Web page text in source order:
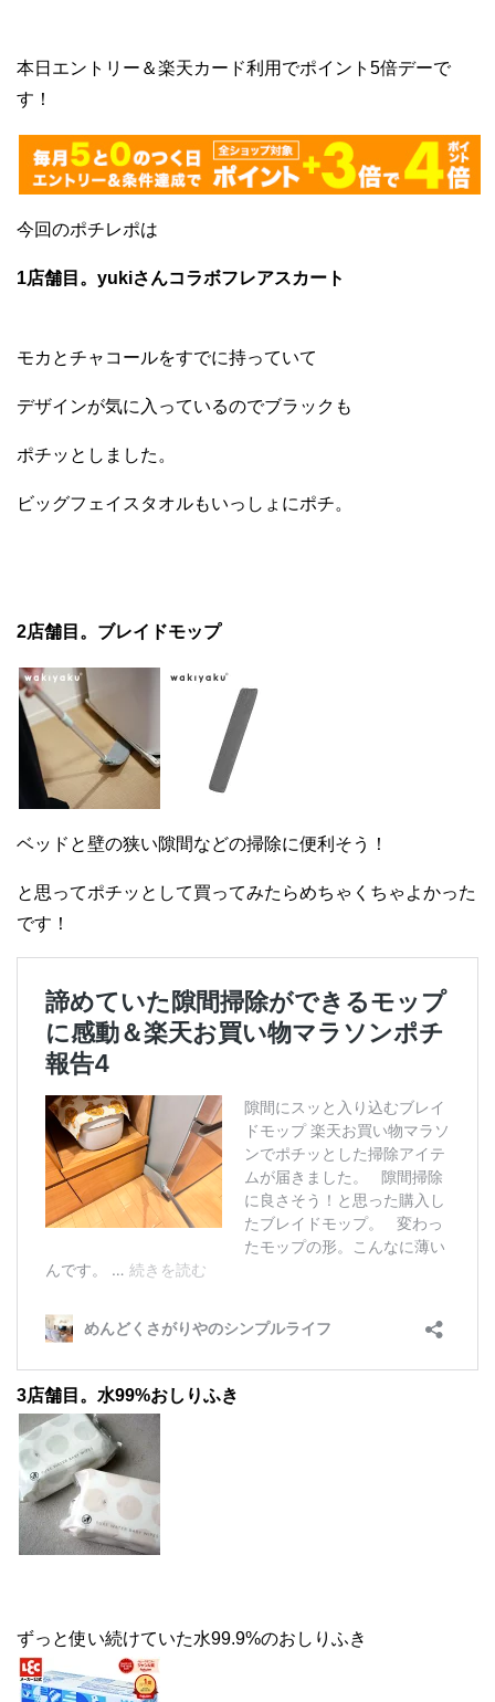
本日エントリー＆楽天カード利用でポイント5倍デーで
す！
今回のポチレポは
1店舗目。yukiさんコラボフレアスカート
モカとチャコールをすでに持っていて
デザインが気に入っているのでブラックも
ポチッとしました。
ビッグフェイスタオルもいっしょにポチ。
2店舗目。ブレイドモップ
ベッドと壁の狭い隙間などの掃除に便利そう！
と思ってポチッとして買ってみたらめちゃくちゃよかった
です！
3店舗目。水99%おしりふき
ずっと使い続けていた水99.9%のおしりふき